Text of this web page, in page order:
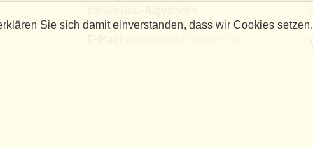
Sie sich damit einverstanden, dass wir Cookies setzen.